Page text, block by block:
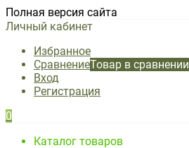
Полная версия сайта
Личный кабинет
Избранное
СравнениеТовар в сравнении
Вход
Регистрация
0
Каталог товаров